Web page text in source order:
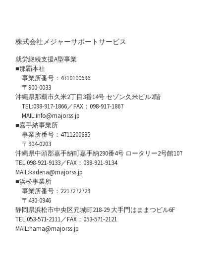
株式会社メジャーサポートサービス
就労継続支援A型事業
■那覇本社
事業所番号：4710100696
〒900-0033
沖縄県那覇市久米2丁目3番14号 セゾン久米ビル2階
TEL:098-917-1866／FAX：098-917-1867
MAIL:info@majorss.jp
■嘉手納事業所
事業所番号：4711200685
〒904-0203
沖縄県中頭郡嘉手納町嘉手納290番4号 ロータリー2号館107
TEL:098-921-9133／FAX：098-921-9134
MAIL:kadena@majorss.jp
■浜松事業所
事業所番号：2217272729
〒430-0946
静岡県浜松市中央区元城町218-29 大手門はままつビル6F
TEL:053-571-2111／FAX：053-571-2121
MAIL:hama@majorss.jp